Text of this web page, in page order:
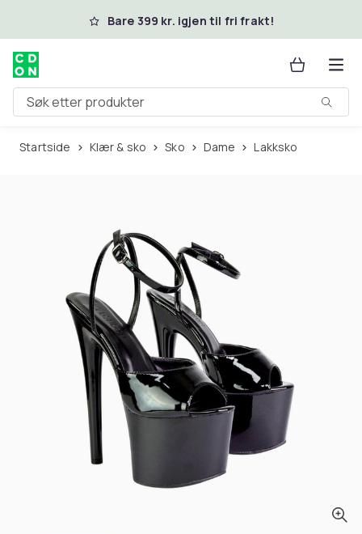
Hopp til hovedinnholdBare 399 kr. igjen til fri frakt!
Søk etter produkter
Startside Klær & sko Sko Dame Lakksko